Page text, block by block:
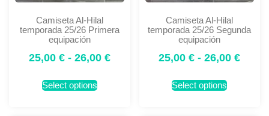
Camiseta Al-Hilal
temporada 25/26 Primera
equipación
25,00 € - 26,00 €
Select options
Camiseta Al-Hilal
temporada 25/26 Segunda
equipación
25,00€ - 26,00€
Select options